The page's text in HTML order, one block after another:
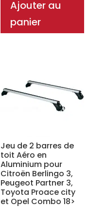
Ajouter au
panier
Jeu de 2 barres de
toit Aéro en
Aluminium pour
Citroën Berlingo 3,
Peugeot Partner 3,
Toyota Proace city
et Opel Combo 18>